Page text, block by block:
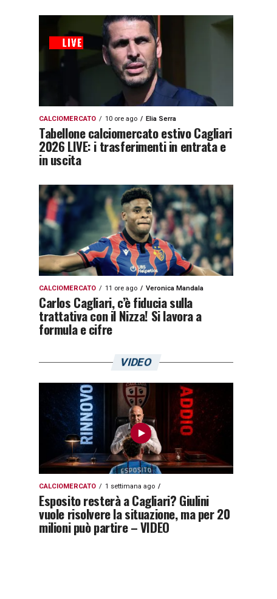
CALCIOMERCATO 10 ore ago Elia Serra
Tabellone calciomercato estivo Cagliari
2026 LIVE: i trasferimenti in entrata e
in uscita
CALCIOMERCATO 11 ore ago Veronica Mandala
Carlos Cagliari, c’è fiducia sulla
trattativa con il Nizza! Si lavora a
formula e cifre
VIDEO
CALCIOMERCATO 1 settimana ago
Esposito resterà a Cagliari? Giulini
vuole risolvere la situazione, ma per 20
milioni può partire – VIDEO